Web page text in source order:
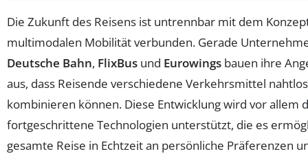
Die Zukunft des Reisens ist untrennbar mit dem
multimodalen Mobilität verbunden. Gerade
Deutsche Bahn, FlixBus und Eurowings bauen ihre
aus, dass Reisende verschiedene Verkehrsmittel nahtlos
kombinieren können. Diese Entwicklung wird vor allem
fortgeschrittene Technologien unterstützt, die es
gesamte Reise in Echtzeit an persönliche Präferenzen